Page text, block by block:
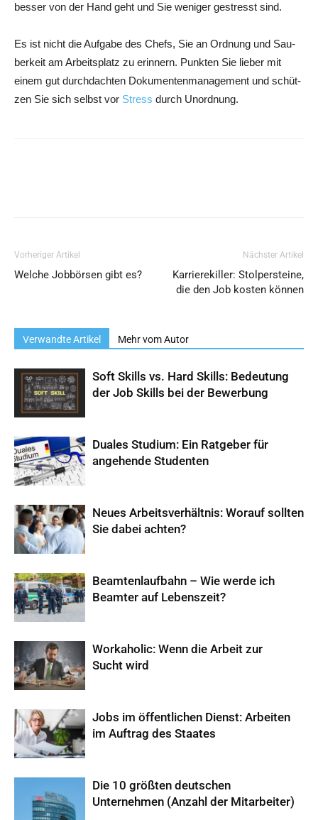
bes­ser von der Hand geht und Sie weni­ger gestresst sind.
Es ist nicht die Auf­ga­be des Chefs, Sie an Ord­nung und Sau­
ber­keit am Arbeits­platz zu erin­nern. Punk­ten Sie lie­ber mit
einem gut durch­dach­ten Doku­men­ten­ma­nage­ment und schüt­
zen Sie sich selbst vor Stress durch Unordnung.
Vorheriger Artikel
Welche Jobbörsen gibt es?
Nächster Artikel
Karrierekiller: Stolpersteine,
die den Job kosten können
Verwandte Artikel Mehr vom Autor
Soft Skills vs. Hard Skills: Bedeutung
der Job Skills bei der Bewerbung
Duales Studium: Ein Ratgeber für
angehende Studenten
Neues Arbeitsverhältnis: Worauf sollten
Sie dabei achten?
Beamtenlaufbahn – Wie werde ich
Beamter auf Lebenszeit?
Workaholic: Wenn die Arbeit zur
Sucht wird
Jobs im öffentlichen Dienst: Arbeiten
im Auftrag des Staates
Die 10 größten deutschen
Unternehmen (Anzahl der Mitarbeiter)